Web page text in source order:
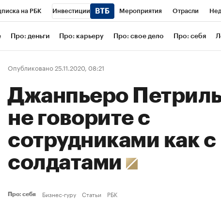
на РБК Инвестиции Мероприятия Отрасли
управления РБК РБК Образование РБК Life
наличной валюты
Про: деньги Про: карьеру Про: свое дело Про: себя
Опубликовано 25.11.2020, 08:21
Джанпьеро
не говорите с
сотрудниками как с
солдатами
Про: себя Бизнес-гуру Статьи РБК